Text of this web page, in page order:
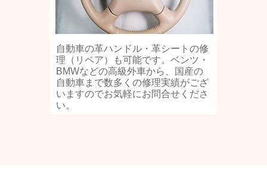
自動車の革ハンドル・革シートの修
理（リペア）も可能です。ベンツ・
BMWなどの高級外車から、国産の
自動車まで数多くの修理実績がござ
いますのでお気軽にお問合せくださ
い。